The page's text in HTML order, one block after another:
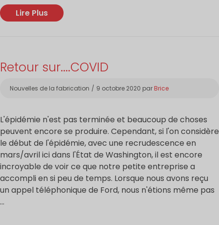
Lire Plus
Retour sur....COVID
Catégories
Nouvelles de la fabrication 9 octobre 2020 par Brice
L'épidémie n'est pas terminée et beaucoup de choses
peuvent encore se produire. Cependant, si l'on considère
le début de l'épidémie, avec une recrudescence en
mars/avril ici dans l'État de Washington, il est encore
incroyable de voir ce que notre petite entreprise a
accompli en si peu de temps. Lorsque nous avons reçu
un appel téléphonique de Ford, nous n'étions même pas
...